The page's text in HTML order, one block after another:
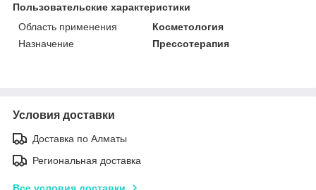
Пользовательские характеристики
Область применения
Косметология
Назначение
Прессотерапия
Условия доставки
Доставка по Алматы
Региональная доставка
Все условия доставки